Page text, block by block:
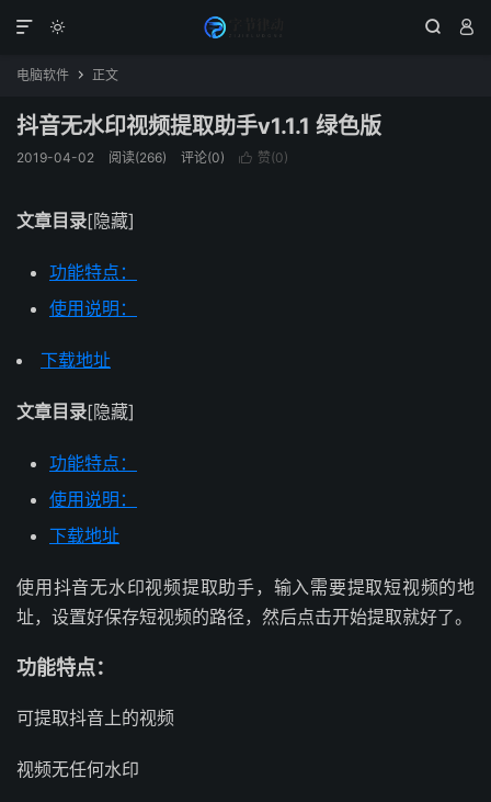
  

电脑软件  正文
抖音无水印视频提取助手v1.1.1 绿色版
2019-04-02 阅读(266) 评论(0)  赞(0)
文章目录[隐藏]
功能特点：
使用说明：
下载地址
文章目录[隐藏]
功能特点：
使用说明：
下载地址
使用抖音无水印视频提取助手，输入需要提取短视频的地
址，设置好保存短视频的路径，然后点击开始提取就好了。
功能特点：
可提取抖音上的视频
视频无任何水印